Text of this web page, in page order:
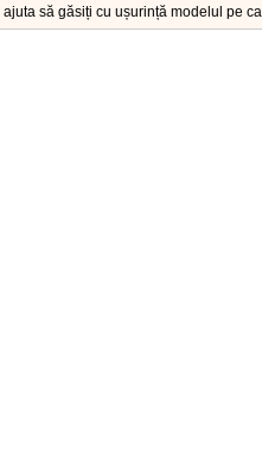
ajuta să găsiți cu ușurință modelul pe